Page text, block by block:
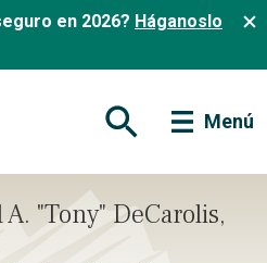
en 2026? Háganoslo
Abrir formulario de
Menú
A. "Tony" DeCarolis,